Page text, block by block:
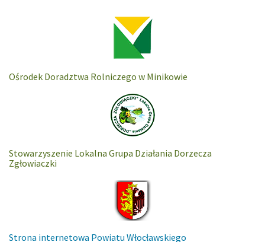
Ośrodek Doradztwa Rolniczego w Minikowie
Stowarzyszenie Lokalna Grupa Działania Dorzecza
Zgłowiaczki
Strona internetowa Powiatu Włocławskiego